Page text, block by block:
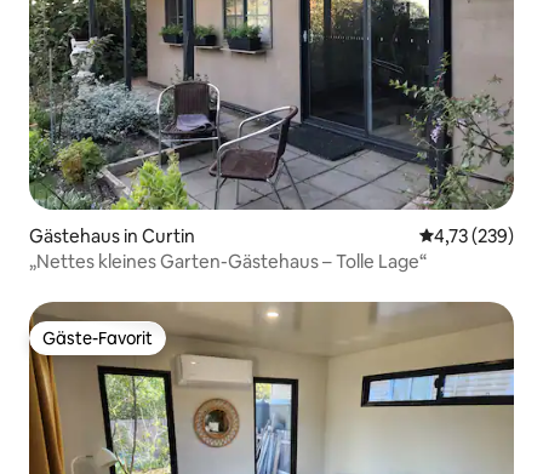
Gästehaus in Curtin
4,73 (239)
„Nettes kleines Garten-Gästehaus – Tolle Lage“
Gäste-Favorit
Gäste-Favorit